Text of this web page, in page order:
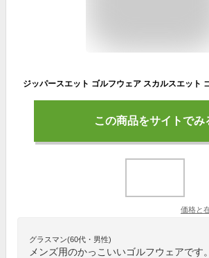
この商品をサイトでみ
価格と
グラスマン(60代・男性)
メンズ用のかっこいいゴルフウェアです